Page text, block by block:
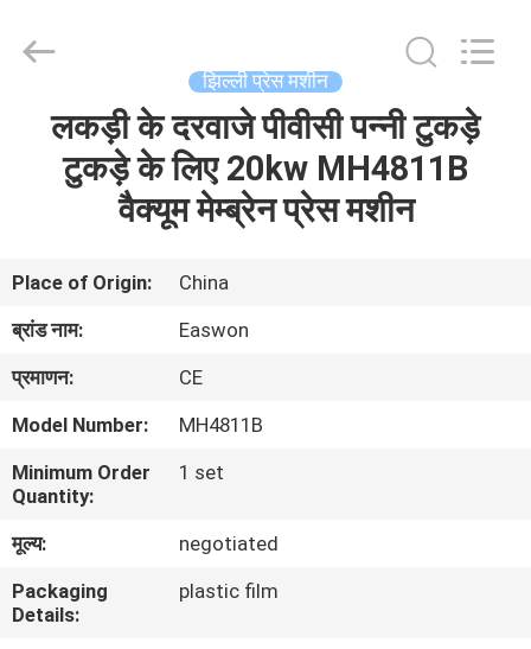
हमारे
बारे
में
कारखाना
भ्रमण
गुणवत्ता
नियंत्रण
Export
Reserved.
झिल्ली प्रेस मशीन
लकड़ी के दरवाजे पीवीसी पन्नी टुकड़े
टुकड़े के लिए 20kw MH4811B
वैक्यूम मेम्ब्रेन प्रेस मशीन
Place of Origin:
China
ब्रांड नाम:
Easwon
प्रमाणन:
CE
Model Number:
MH4811B
Minimum Order
Quantity:
1 set
मूल्य:
negotiated
Packaging
Details:
plastic film